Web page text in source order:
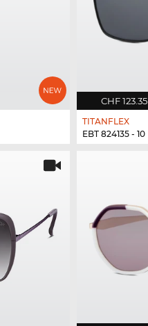
CHF 123.35
TITANFLEX
EBT 824135 - 10